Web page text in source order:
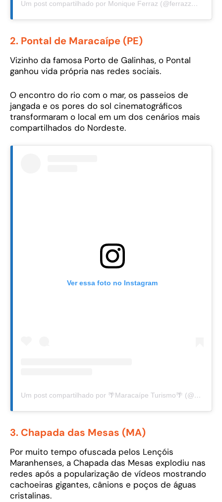
Um post compartilhado por Monique Ferraz (@ferrazzmonique)
2. Pontal de Maracaípe (PE)
Vizinho da famosa Porto de Galinhas, o Pontal
ganhou vida própria nas redes sociais.
O encontro do rio com o mar, os passeios de
jangada e os pores do sol cinematográficos
transformaram o local em um dos cenários mais
compartilhados do Nordeste.
Ver essa foto no Instagram
Um post compartilhado por 🌴Maracaípe Turismo🌴 (@maracaipe_turismo)
3. Chapada das Mesas (MA)
Por muito tempo ofuscada pelos Lençóis
Maranhenses, a Chapada das Mesas explodiu nas
redes após a popularização de vídeos mostrando
cachoeiras gigantes, cânions e poços de águas
cristalinas.